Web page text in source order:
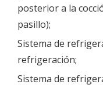
posterior a la
pasillo);
Sistema de
refrigeración;
Sistema de